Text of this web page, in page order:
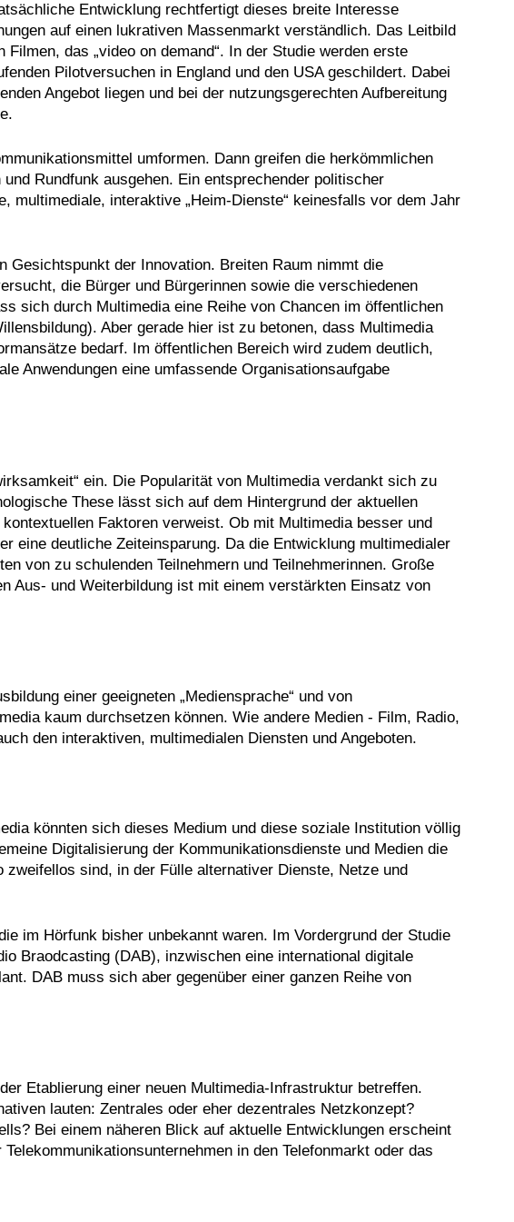
Entwicklung rechtfertigt dieses breite Interesse
auf einen lukrativen Massenmarkt verständlich. Das Leitbild
das „video on demand“. In der Studie werden erste
Pilotversuchen in England und den USA geschildert. Dabei
Angebot liegen und bei der nutzungsgerechten Aufbereitung
umformen. Dann greifen die herkömmlichen
Rundfunk ausgehen. Ein entsprechender politischer
multimediale, interaktive „Heim-Dienste“ keinesfalls vor dem Jahr
Gesichtspunkt der Innovation. Breiten Raum nimmt die
die Bürger und Bürgerinnen sowie die verschiedenen
sich durch Multimedia eine Reihe von Chancen im öffentlichen
Aber gerade hier ist zu betonen, dass Multimedia
bedarf. Im öffentlichen Bereich wird zudem deutlich,
Anwendungen eine umfassende Organisationsaufgabe
ein. Die Popularität von Multimedia verdankt sich zu
These lässt sich auf dem Hintergrund der aktuellen
Faktoren verweist. Ob mit Multimedia besser und
eine deutliche Zeiteinsparung. Da die Entwicklung multimedialer
von zu schulenden Teilnehmern und Teilnehmerinnen. Große
Aus- und Weiterbildung ist mit einem verstärkten Einsatz von
einer geeigneten „Mediensprache“ und von
kaum durchsetzen können. Wie andere Medien - Film, Radio,
den interaktiven, multimedialen Diensten und Angeboten.
könnten sich dieses Medium und diese soziale Institution völlig
Digitalisierung der Kommunikationsdienste und Medien die
sind, in der Fülle alternativer Dienste, Netze und
im Hörfunk bisher unbekannt waren. Im Vordergrund der Studie
Braodcasting (DAB), inzwischen eine international digitale
DAB muss sich aber gegenüber einer ganzen Reihe von
Etablierung einer neuen Multimedia-Infrastruktur betreffen.
lauten: Zentrales oder eher dezentrales Netzkonzept?
Bei einem näheren Blick auf aktuelle Entwicklungen erscheint
in den Telefonmarkt oder das